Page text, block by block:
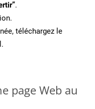
.
téléchargez le
page Web au